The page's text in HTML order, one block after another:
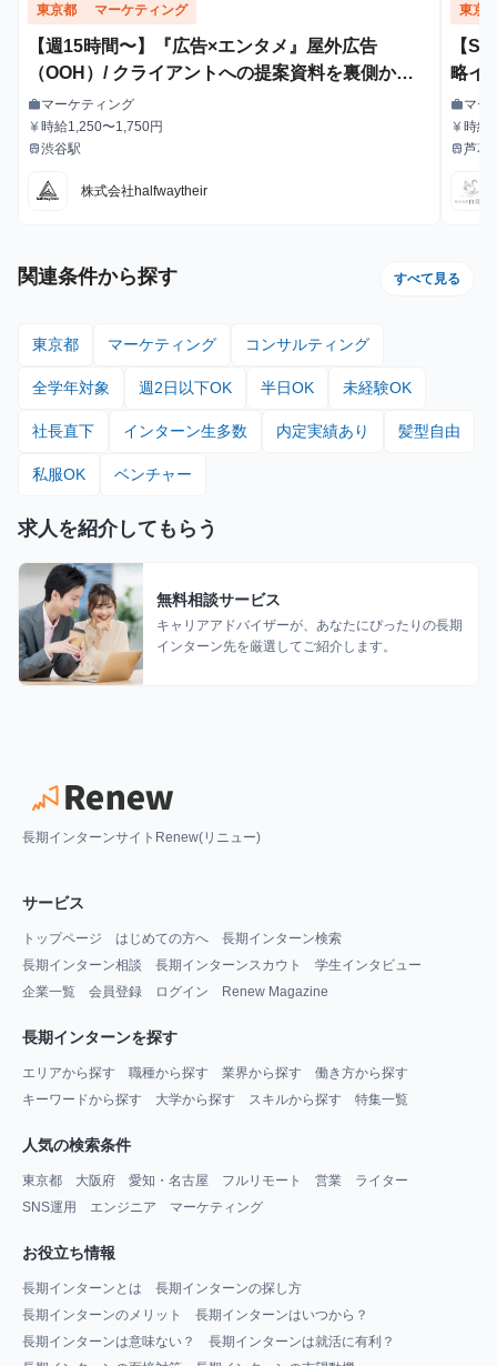
東京都 マーケティング
【週15時間〜】『広告×エンタメ』屋外広告
（OOH）/ クライアントへの提案資料を裏側から
支えるインターン！
職種
workマーケティング
給与
currency_yen時給1,250〜1,750円
最寄駅
train渋谷駅
株式会社halfwaytheir
東京
【
略イ
職種
workマー
給与
currency_yen時給
給・
最寄駅
train芦花
関連条件から探す すべて見る
東京都 マーケティング コンサルティング
全学年対象 週2日以下OK 半日OK 未経験OK
社長直下 インターン生多数 内定実績あり 髪型自由
私服OK ベンチャー
求人を紹介してもらう
無料相談サービス
キャリアアドバイザーが、あなたにぴったりの長期
インターン先を厳選してご紹介します。
長期インターンサイトRenew(リニュー)
サービス
トップページ はじめての方へ
長期インターン検索
長期インターン相談
長期インターンスカウト
学生インタビュー
企業一覧
会員登録 ログイン Renew Magazine
長期インターンを探す
エリアから探す 職種から探す 業界から探す
働き方から探す
キーワードから探す
大学から探す スキルから探す 特集一覧
人気の検索条件
東京都 大阪府 愛知・名古屋 フルリモート 営業
ライター
SNS運用
エンジニア マーケティング
お役立ち情報
長期インターンとは
長期インターンの探し方
長期インターンのメリット
長期インターンはいつから？
長期インターンは意味ない？
長期インターンは就活に有利？